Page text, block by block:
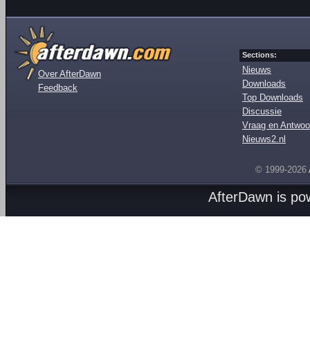
Over AfterDawn
Feedback
Sections:
Nieuws
Downloads
Top Downloads
Discussie
Vraag en
Nieuws2.nl
© 1999-2026
AfterDawn is